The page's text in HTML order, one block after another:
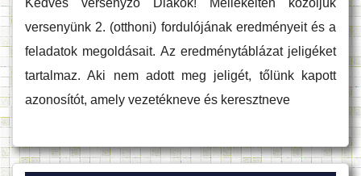
Kedves versenyző Diákok! Mellékelten közöljük
versenyünk 2. (otthoni) fordulójának eredményeit és a
feladatok megoldásait. Az eredménytáblázat jeligéket
tartalmaz. Aki nem adott meg jeligét, tőlünk kapott
azonosítót, amely vezetékneve és keresztneve